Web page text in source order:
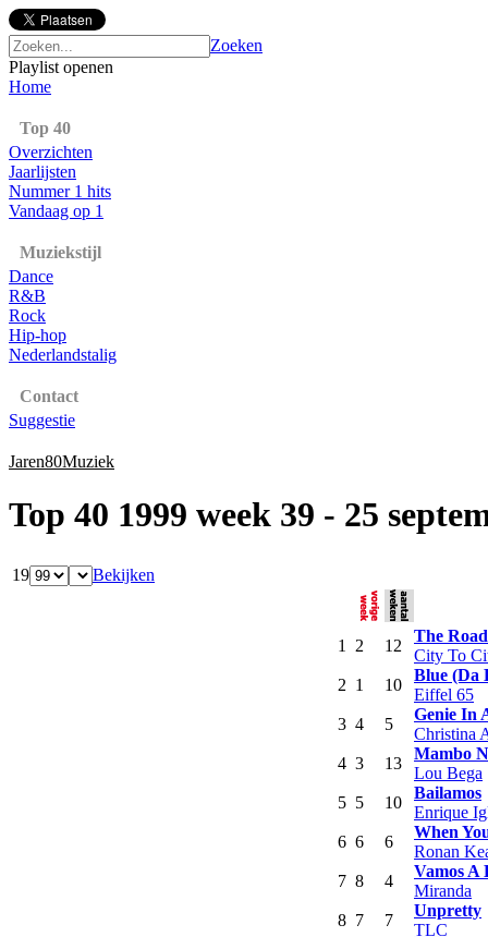
Zoeken
Playlist openen
Home
Top 40
Overzichten
Jaarlijsten
Nummer 1 hits
Vandaag op 1
Muziekstijl
Dance
R&B
Rock
Hip-hop
Nederlandstalig
Contact
Suggestie
Jaren80Muziek
Top 40 1999 week 39 - 25
19 Bekijken
1 2 12
The
City To
2 1 10
Blue (Da
Eiffel 65
3 4 5
Genie In
Christina
4 3 13
Mambo
Lou Bega
5 5 10
Bailamos
Enrique
6 6 6
When
Ronan
7 8 4
Vamos A
Miranda
8 7 7
Unpretty
TLC